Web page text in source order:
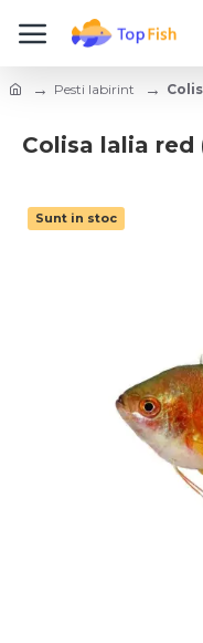
Pesti labirint
Colisa lalia red
Sunt in stoc